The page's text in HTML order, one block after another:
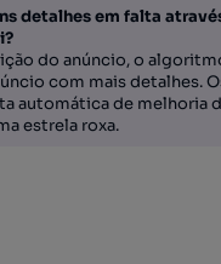
detalhes em falta
do anúncio, o
com mais detalhes.
automática de melhoria
estrela roxa.